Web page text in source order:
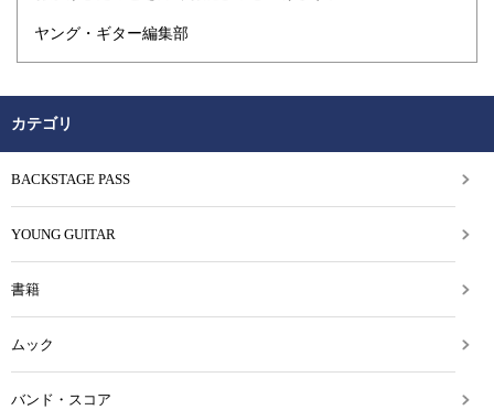
ヤング・ギター編集部
カテゴリ
BACKSTAGE PASS
YOUNG GUITAR
書籍
ムック
バンド・スコア